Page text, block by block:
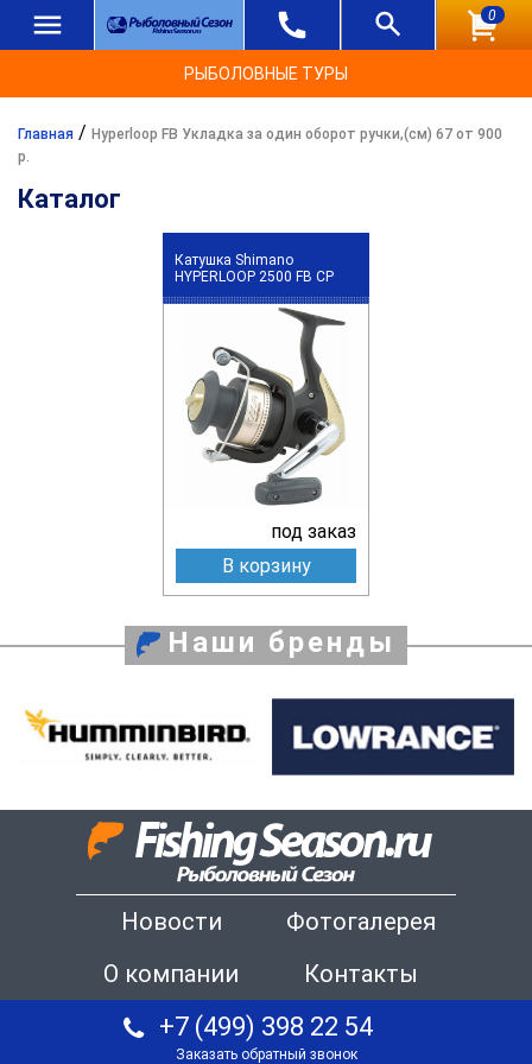
0
РЫБОЛОВНЫЕ ТУРЫ
Главная / Hyperloop FB Укладка за один оборот ручки,(см) 67 от 900
р.
Каталог
Катушка Shimano
HYPERLOOP 2500 FB CP
под заказ
В корзину
Наши бренды
Новости
Фотогалерея
О компании
Контакты
+7 (499) 398 22 54
Заказать обратный звонок